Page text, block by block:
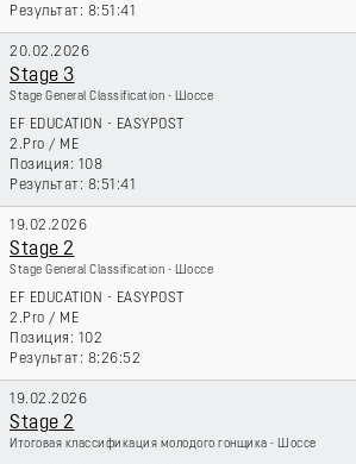
8:51:41
20.02.2026
Stage 3
Stage General Classification - Шоссе
EF EDUCATION - EASYPOST
2.Pro / ME
108
8:51:41
19.02.2026
Stage 2
Stage General Classification - Шоссе
EF EDUCATION - EASYPOST
2.Pro / ME
102
8:26:52
19.02.2026
Stage 2
Итоговая классификация молодого гонщика - Шоссе